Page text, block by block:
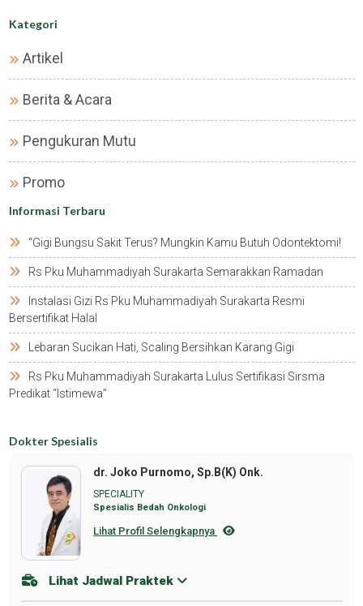
Kategori
Artikel
Berita & Acara
Pengukuran Mutu
Promo
Informasi Terbaru
“gigi Bungsu Sakit Terus? Mungkin Kamu Butuh Odontektomi!
Rs Pku Muhammadiyah Surakarta Semarakkan Ramadan
Instalasi Gizi Rs Pku Muhammadiyah Surakarta Resmi
Bersertifikat Halal
Lebaran Sucikan Hati, Scaling Bersihkan Karang Gigi
Rs Pku Muhammadiyah Surakarta Lulus Sertifikasi Sirsma
Predikat “istimewa”
Dokter Spesialis
dr. Joko Purnomo, Sp.B(K) Onk.
SPECIALITY
Spesialis Bedah Onkologi
Lihat Profil Selengkapnya
Lihat Jadwal Praktek